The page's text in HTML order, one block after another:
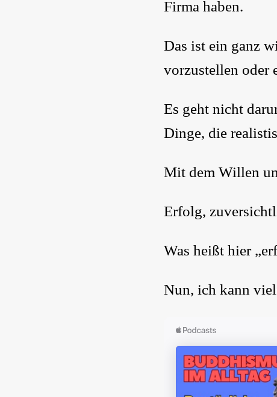
Firma haben.
Das ist ein ganz
vorzustellen oder
Es geht nicht
Dinge, die
Mit dem Willen
Erfolg,
Was heißt hier
Nun, ich kann